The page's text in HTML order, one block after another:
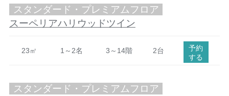
スタンダード・プレミアムフロア
スーペリアハリウッドツイン
23㎡ 1～2名 3～14階 2台
予約
する
スタンダード・プレミアムフロア